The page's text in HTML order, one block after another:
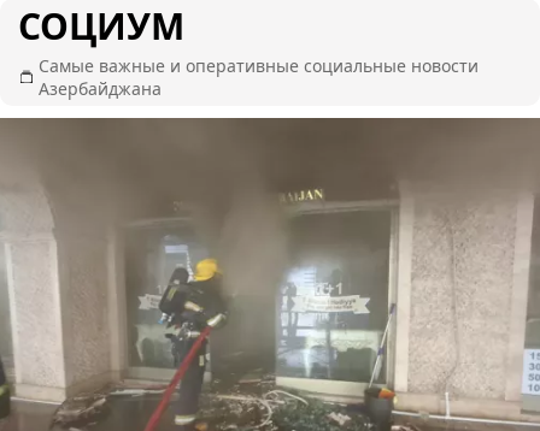
СОЦИУМ
Самые важные и оперативные социальные новости
Азербайджана